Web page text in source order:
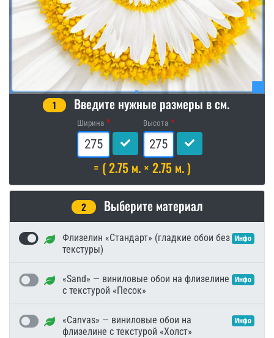
1 Введите нужные размеры в см.
Ширина Высота
= ( 2.75 м. × 2.75 м. )
2 Выберите материал
Флизелин «Стандарт» (гладкие обои без
текстуры)
Инфо
«Sand» — виниловые обои на флизелине
с текстурой «Песок»
Инфо
«Canvas» — виниловые обои на
флизелине с текстурой «Холст»
Инфо